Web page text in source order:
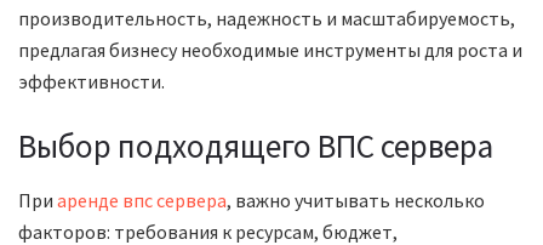
производительность, надежность и масштабируемость,
предлагая бизнесу необходимые инструменты для роста и
эффективности.
Выбор подходящего ВПС сервера
При аренде впс сервера, важно учитывать несколько
факторов: требования к ресурсам, бюджет,